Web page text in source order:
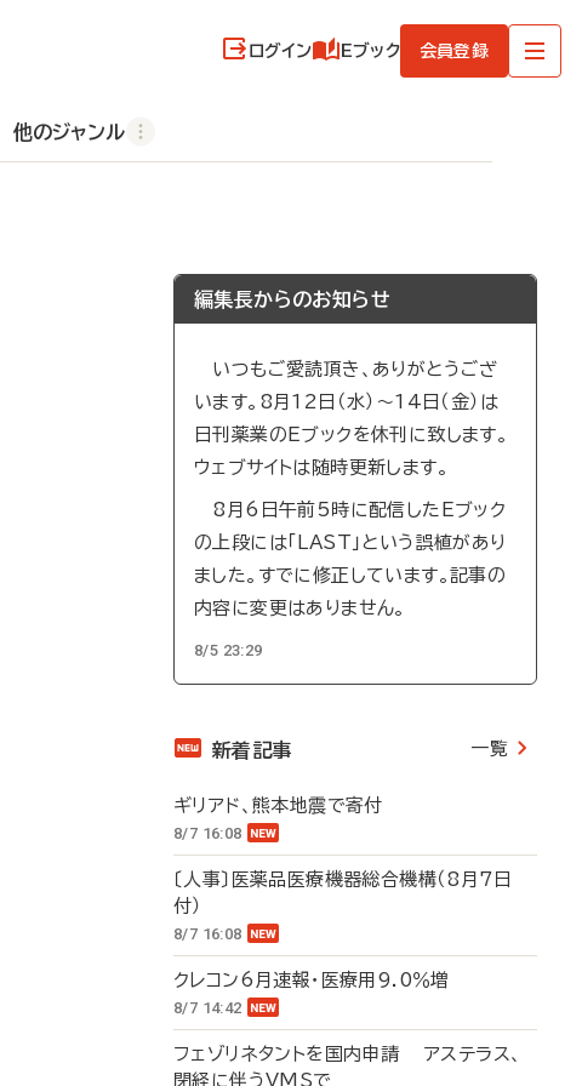
ログイン Eブック 会員登録
他のジャンル
編集長からのお知らせ
いつもご愛読頂き、ありがとうござ
います。8月12日（水）～14日（金）は
日刊薬業のEブックを休刊に致します。
ウェブサイトは随時更新します。
8月6日午前5時に配信したEブック
の上段には「LAST」という誤植があり
ました。すでに修正しています。記事の
内容に変更はありません。
8/5 23:29
新着記事 一覧
ギリアド、熊本地震で寄付
8/7 16:08
〔人事〕医薬品医療機器総合機構（8月7日
付）
8/7 16:08
クレコン6月速報・医療用9.0％増
8/7 14:42
フェゾリネタントを国内申請 アステラス、
閉経に伴うVMSで